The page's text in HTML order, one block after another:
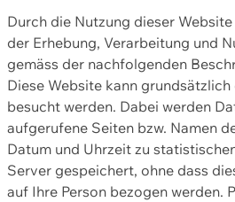
Durch die Nutzung dieser
der Erhebung, Verarbeitung und
gemäss der nachfolgenden
Diese Website kann
besucht werden. Dabei werden
aufgerufene Seiten bzw. Namen
Datum und Uhrzeit zu
Server gespeichert, ohne dass
auf Ihre Person bezogen werden.